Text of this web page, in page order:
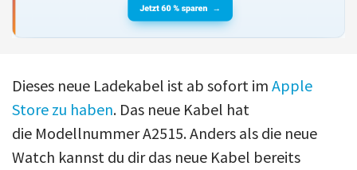
Dieses neue Ladekabel ist ab sofort im Apple
Store zu haben. Das neue Kabel hat
die Modellnummer A2515. Anders als die neue
Watch kannst du dir das neue Kabel bereits